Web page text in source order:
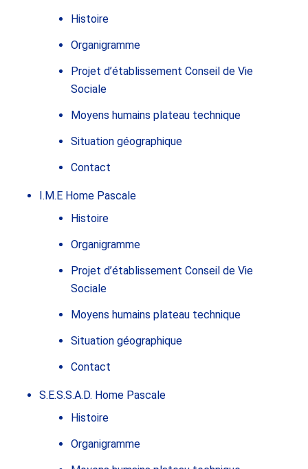
Histoire
Organigramme
Projet d’établissement Conseil de Vie
Sociale
Moyens humains plateau technique
Situation géographique
Contact
I.M.E Home Pascale
Histoire
Organigramme
Projet d’établissement Conseil de Vie
Sociale
Moyens humains plateau technique
Situation géographique
Contact
S.E.S.S.A.D. Home Pascale
Histoire
Organigramme